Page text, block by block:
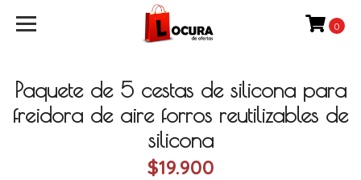
0
Paquete de 5 cestas de silicona para
freidora de aire forros reutilizables de
silicona
$19.900